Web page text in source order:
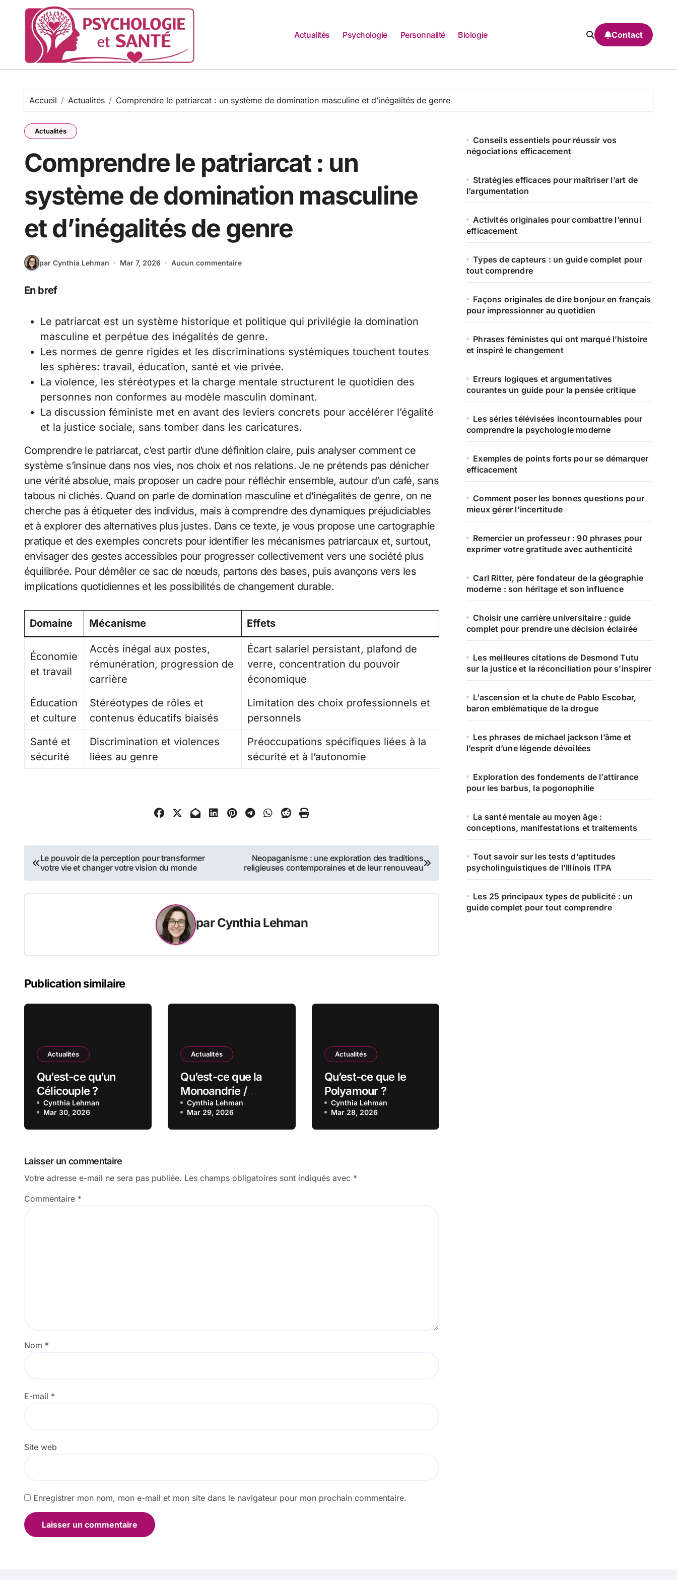
Actualités Psychologie Personnalité Biologie Contact
Accueil Actualités Comprendre le patriarcat : un système de domination masculine et d’inégalités de genre
Actualités
Comprendre le patriarcat : un
système de domination masculine
et d’inégalités de genre
par Cynthia Lehman Mar 7, 2026 Aucun commentaire
En bref
Le patriarcat est un système historique et politique qui privilégie la domination
masculine et perpétue des inégalités de genre.
Les normes de genre rigides et les discriminations systémiques touchent toutes
les sphères: travail, éducation, santé et vie privée.
La violence, les stéréotypes et la charge mentale structurent le quotidien des
personnes non conformes au modèle masculin dominant.
La discussion féministe met en avant des leviers concrets pour accélérer l’égalité
et la justice sociale, sans tomber dans les caricatures.
Comprendre le patriarcat, c’est partir d’une définition claire, puis analyser comment ce
système s’insinue dans nos vies, nos choix et nos relations. Je ne prétends pas dénicher
une vérité absolue, mais proposer un cadre pour réfléchir ensemble, autour d’un café, sans
tabous ni clichés. Quand on parle de domination masculine et d’inégalités de genre, on ne
cherche pas à étiqueter des individus, mais à comprendre des dynamiques préjudiciables
et à explorer des alternatives plus justes. Dans ce texte, je vous propose une cartographie
pratique et des exemples concrets pour identifier les mécanismes patriarcaux et, surtout,
envisager des gestes accessibles pour progresser collectivement vers une société plus
équilibrée. Pour démêler ce sac de nœuds, partons des bases, puis avançons vers les
implications quotidiennes et les possibilités de changement durable.
Domaine Mécanisme Effets
Économie
et travail
Accès inégal aux postes,
rémunération, progression de
carrière
Écart salariel persistant, plafond de
verre, concentration du pouvoir
économique
Éducation
et culture
Stéréotypes de rôles et
contenus éducatifs biaisés
Limitation des choix professionnels et
personnels
Santé et
sécurité
Discrimination et violences
liées au genre
Préoccupations spécifiques liées à la
sécurité et à l’autonomie
Navigation
de
l’article
Le pouvoir de la perception pour transformer
votre vie et changer votre vision du monde
Neopaganisme : une exploration des traditions
religieuses contemporaines et de leur renouveau
parCynthia Lehman
Publication similaire
Actualités
Qu’est-ce qu’un
Célicouple ?
Cynthia Lehman
Mar 30, 2026
Actualités
Qu’est-ce que la
Monoandrie /
Monogynie ?
Cynthia Lehman
Mar 29, 2026
Actualités
Qu’est-ce que le
Polyamour ?
Cynthia Lehman
Mar 28, 2026
Laisser un commentaire
Votre adresse e-mail ne sera pas publiée. Les champs obligatoires sont indiqués avec *
Commentaire *
Nom *
E-mail *
Site web
Enregistrer mon nom, mon e-mail et mon site dans le navigateur pour mon prochain commentaire.
Conseils essentiels pour réussir vos
négociations efficacement
Stratégies efficaces pour maîtriser l’art de
l’argumentation
Activités originales pour combattre l’ennui
efficacement
Types de capteurs : un guide complet pour
tout comprendre
Façons originales de dire bonjour en français
pour impressionner au quotidien
Phrases féministes qui ont marqué l’histoire
et inspiré le changement
Erreurs logiques et argumentatives
courantes un guide pour la pensée critique
Les séries télévisées incontournables pour
comprendre la psychologie moderne
Exemples de points forts pour se démarquer
efficacement
Comment poser les bonnes questions pour
mieux gérer l’incertitude
Remercier un professeur : 90 phrases pour
exprimer votre gratitude avec authenticité
Carl Ritter, père fondateur de la géographie
moderne : son héritage et son influence
Choisir une carrière universitaire : guide
complet pour prendre une décision éclairée
Les meilleures citations de Desmond Tutu
sur la justice et la réconciliation pour s’inspirer
L’ascension et la chute de Pablo Escobar,
baron emblématique de la drogue
Les phrases de michael jackson l’âme et
l’esprit d’une légende dévoilées
Exploration des fondements de l’attirance
pour les barbus, la pogonophilie
La santé mentale au moyen âge :
conceptions, manifestations et traitements
Tout savoir sur les tests d’aptitudes
psycholinguistiques de l’Illinois ITPA
Les 25 principaux types de publicité : un
guide complet pour tout comprendre